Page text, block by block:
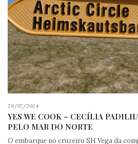
29/07/2024
YES WE COOK – CECÍLIA
PELO MAR DO NORTE
O embarque no cruzeiro SH Vega da